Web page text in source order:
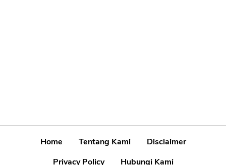
Home Tentang Kami
Disclaimer
Privacy Policy
Hubungi Kami